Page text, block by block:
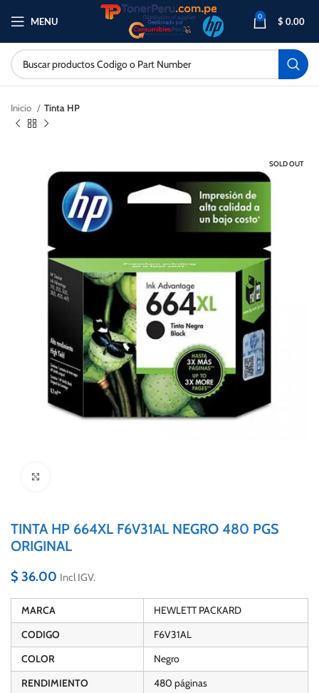
MENU 0 $ 0.00
Inicio Tinta HP
SOLD OUT
TINTA HP 664XL F6V31AL NEGRO 480 PGS
ORIGINAL
$ 36.00 Incl IGV.
MARCA
HEWLETT PACKARD
CODIGO
F6V31AL
COLOR
Negro
RENDIMIENTO
480 páginas